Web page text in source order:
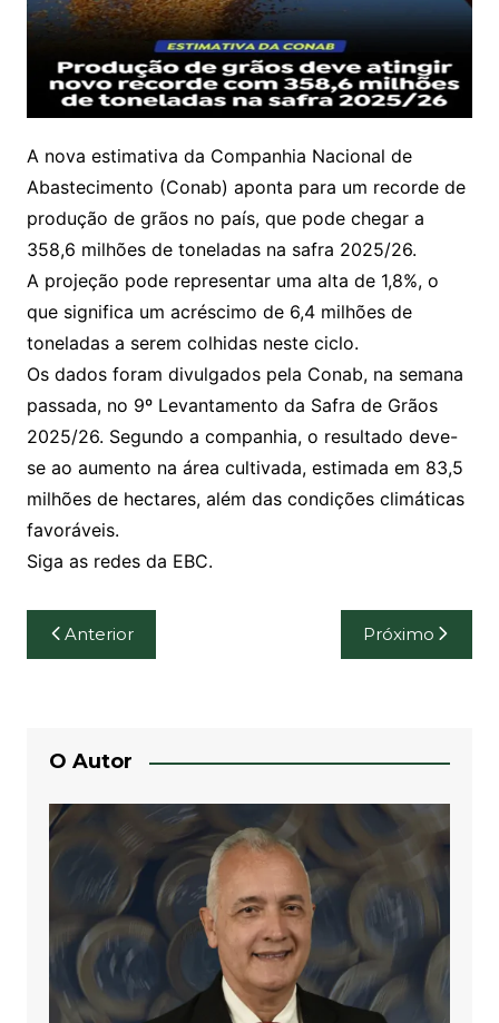
A nova estimativa da Companhia Nacional de
Abastecimento (Conab) aponta para um recorde de
produção de grãos no país, que pode chegar a
358,6 milhões de toneladas na safra 2025/26.
A projeção pode representar uma alta de 1,8%, o
que significa um acréscimo de 6,4 milhões de
toneladas a serem colhidas neste ciclo.
Os dados foram divulgados pela Conab, na semana
passada, no 9º Levantamento da Safra de Grãos
2025/26. Segundo a companhia, o resultado deve-
se ao aumento na área cultivada, estimada em 83,5
milhões de hectares, além das condições climáticas
favoráveis.
Siga as redes da EBC.
Navegação
de
Anterior Próximo
O Autor